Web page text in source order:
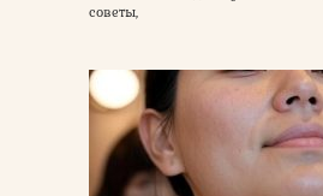
советы,